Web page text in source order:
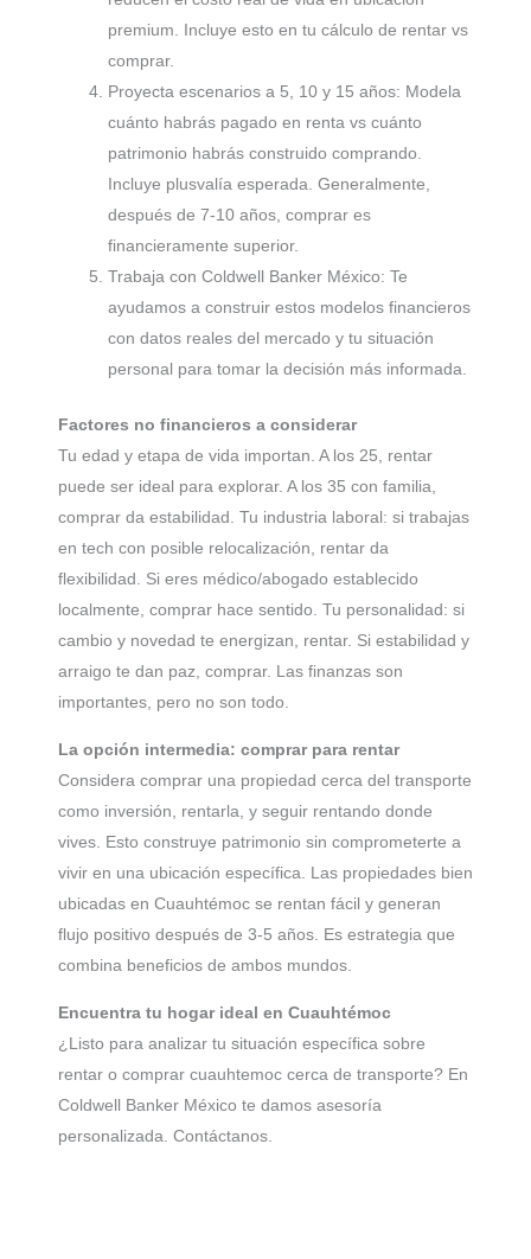
premium. Incluye esto en tu cálculo de rentar vs
comprar.
Proyecta escenarios a 5, 10 y 15 años: Modela
cuánto habrás pagado en renta vs cuánto
patrimonio habrás construido comprando.
Incluye plusvalía esperada. Generalmente,
después de 7-10 años, comprar es
financieramente superior.
Trabaja con Coldwell Banker México: Te
ayudamos a construir estos modelos financieros
con datos reales del mercado y tu situación
personal para tomar la decisión más informada.
Factores no financieros a considerar
Tu edad y etapa de vida importan. A los 25, rentar
puede ser ideal para explorar. A los 35 con familia,
comprar da estabilidad. Tu industria laboral: si trabajas
en tech con posible relocalización, rentar da
flexibilidad. Si eres médico/abogado establecido
localmente, comprar hace sentido. Tu personalidad: si
cambio y novedad te energizan, rentar. Si estabilidad y
arraigo te dan paz, comprar. Las finanzas son
importantes, pero no son todo.
La opción intermedia: comprar para rentar
Considera comprar una propiedad cerca del transporte
como inversión, rentarla, y seguir rentando donde
vives. Esto construye patrimonio sin comprometerte a
vivir en una ubicación específica. Las propiedades bien
ubicadas en Cuauhtémoc se rentan fácil y generan
flujo positivo después de 3-5 años. Es estrategia que
combina beneficios de ambos mundos.
Encuentra tu hogar ideal en Cuauhtémoc
¿Listo para analizar tu situación específica sobre
rentar o comprar cuauhtemoc cerca de transporte? En
Coldwell Banker México te damos asesoría
personalizada. Contáctanos.